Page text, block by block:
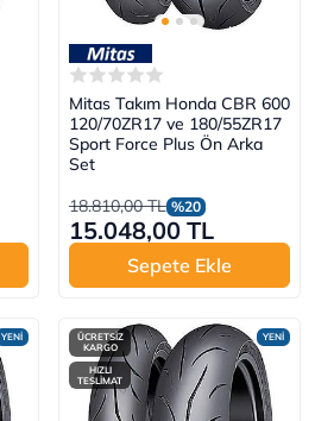
Mitas Takım Honda CBR 600
120/70ZR17 ve 180/55ZR17
Sport Force Plus Ön Arka
Set
18.810,00 TL %20
15.048,00 TL
Sepete Ekle
YENİ YENİ
ÜCRETSİZ
KARGO
HIZLI
TESLİMAT